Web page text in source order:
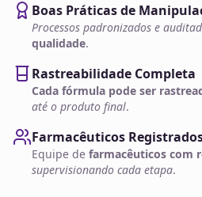
Boas Práticas de
Processos padronizados e
qualidade.
Rastreabilidade Completa
Cada fórmula pode ser
até o produto final.
Farmacêuticos Registrados
Equipe de farmacêuticos com
supervisionando cada etapa.